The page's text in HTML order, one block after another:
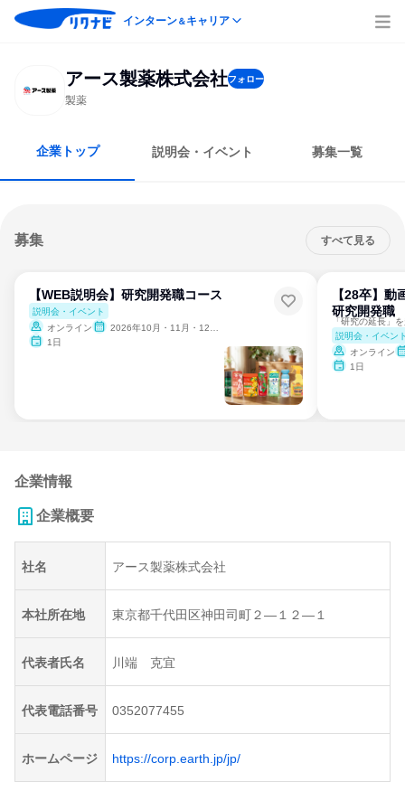
インターン＆キャリア
アース製薬株式会社フォロー
製薬
企業トップ 説明会・イベント 募集一覧
募集 すべて見る
【WEB説明会】研究開発職コース
説明会・イベント
オンライン
2026年10月・11月・12月、2027年1月・2月
1日
【28卒】
研究開発職
説明会・イベン
オンライン
1日
企業情報
企業概要
社名 アース製薬株式会社
本社所在地 東京都千代田区神田司町２―１２―１
代表者氏名 川端 克宜
代表電話番号 0352077455
ホームページ https://corp.earth.jp/jp/